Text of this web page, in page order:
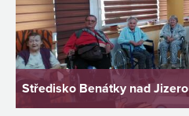
Středisko Benátky nad